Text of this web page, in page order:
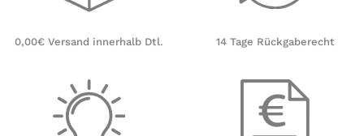
0,00€ Versand innerhalb Dtl. 14 Tage Rückgaberecht